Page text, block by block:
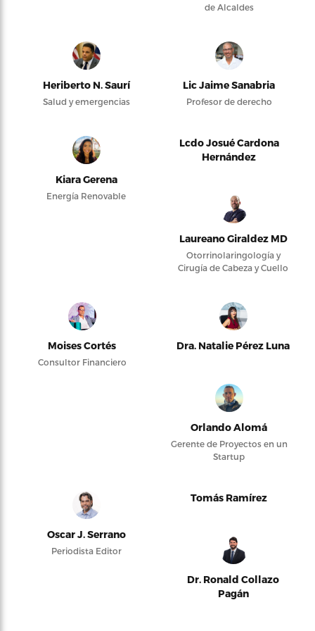
de Alcaldes
Heriberto N. Saurí
Salud y emergencias
Lic Jaime Sanabria
Profesor de derecho
Kiara Gerena
Energía Renovable
Lcdo Josué Cardona
Hernández
Laureano Giraldez MD
Otorrinolaringología y
Cirugía de Cabeza y Cuello
Moises Cortés
Consultor Financiero
Dra. Natalie Pérez Luna
Orlando Alomá
Gerente de Proyectos en un
Startup
Oscar J. Serrano
Periodista Editor
Tomás Ramírez
Dr. Ronald Collazo
Pagán